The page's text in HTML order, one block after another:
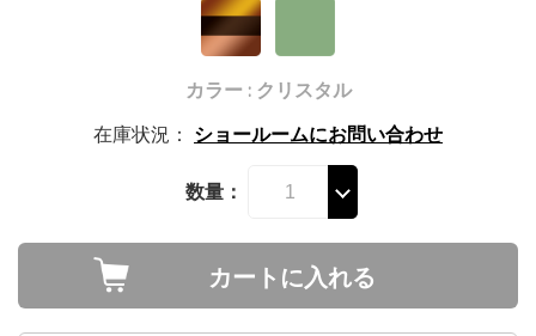
カラー : クリスタル
在庫状況： ショールームにお問い合わせ
数量：
カートに入れる